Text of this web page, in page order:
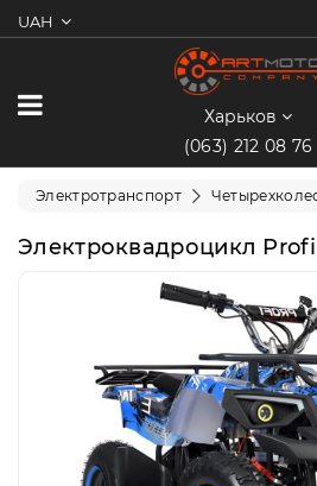
UAH
0
Категории
Мотоциклы
Электротранспорт
Экипировка
Харьков
(063) 212 08 76
Электротранспорт
Электроквадроцикл